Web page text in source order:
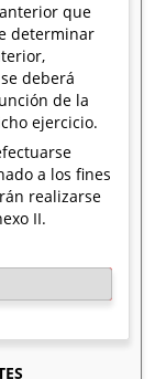
que
determinar
deberá
de la
ejercicio.
a los fines
realizarse
II.